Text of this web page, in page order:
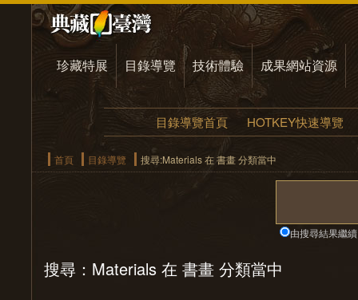
珍藏特展 目錄導覽 技術體驗 成果網站資源
目錄導覽首頁 HOTKEY快速導覽
首頁 目錄導覽 搜尋:Materials 在 書畫 分類當中
由搜尋結果繼續
搜尋：Materials 在 書畫 分類當中